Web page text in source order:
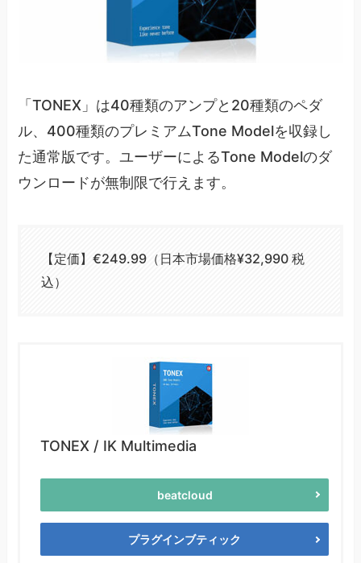
「TONEX」は40種類のアンプと20種類のペダ
ル、400種類のプレミアムTone Modelを収録し
た通常版です。ユーザーによるTone Modelのダ
ウンロードが無制限で行えます。
【定価】€249.99（日本市場価格¥32,990 税
込）
TONEX / IK Multimedia
beatcloud
プラグインブティック